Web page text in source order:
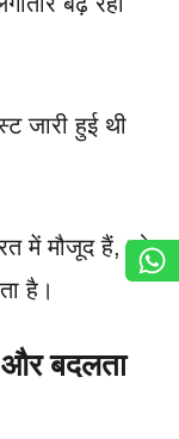
जारी हुई थी
में मौजूद हैं, जो
है।
और बदलता